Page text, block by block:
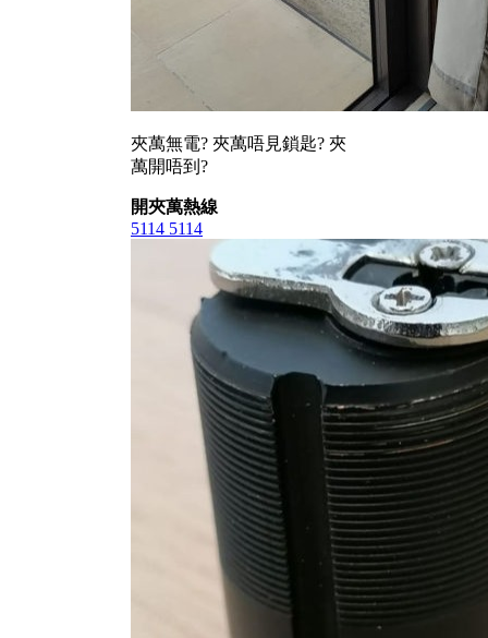
夾萬無電? 夾萬唔見鎖匙? 夾
萬開唔到?
開夾萬熱線
5114 5114